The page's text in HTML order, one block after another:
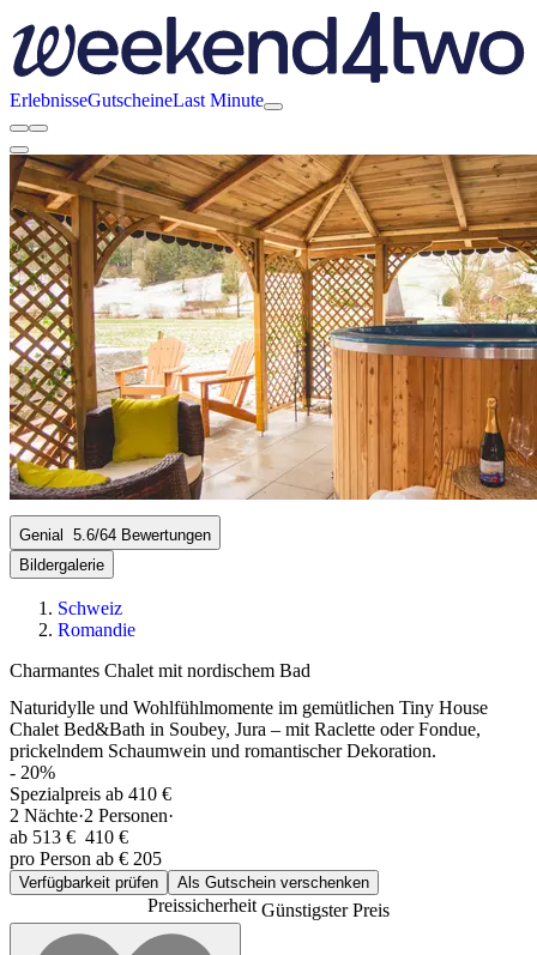
ErlebnisseGutscheineLast Minute
Genial 5.6/64 Bewertungen
Bildergalerie
Schweiz
Romandie
Charmantes Chalet mit nordischem Bad
Naturidylle und Wohlfühlmomente im gemütlichen Tiny House
Chalet Bed&Bath in Soubey, Jura – mit Raclette oder Fondue,
prickelndem Schaumwein und romantischer Dekoration.
- 20%
Spezialpreis ab 410 €
2 Nächte·2 Personen·
ab 513 € 410 €
pro Person ab € 205
Verfügbarkeit prüfen Als Gutschein verschenken
PreissicherheitGünstigster Preis